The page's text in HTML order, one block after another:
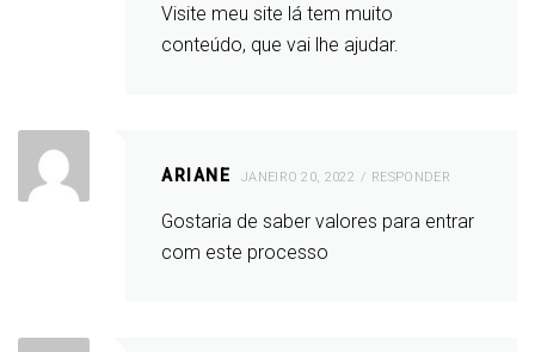
Visite meu site lá tem muito
conteúdo, que vai lhe ajudar.
ARIANE JANEIRO 20, 2022 RESPONDER
Gostaria de saber valores para entrar
com este processo